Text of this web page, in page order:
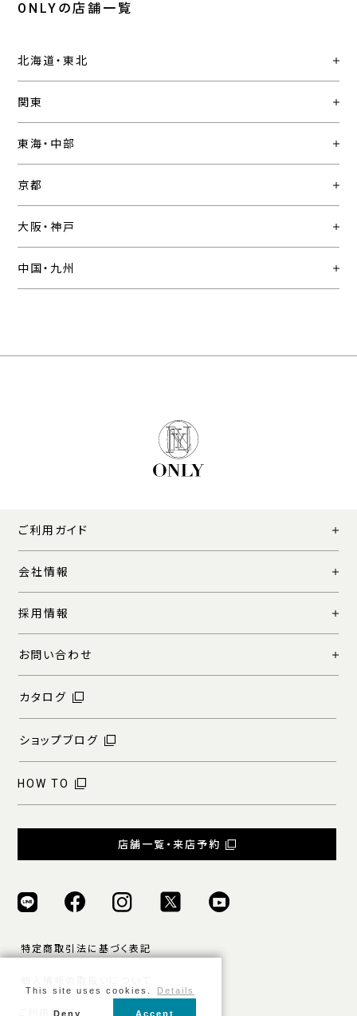
ONLYの店舗一覧
北海道・東北
関東
東海・中部
京都
大阪・神戸
中国・九州
ご利用ガイド
会社情報
採用情報
お問い合わせ
カタログ
ショップブログ
HOW TO
店舗一覧・来店予約
特定商取引法に基づく表記
ご利用規約
This site uses cookies. Details
Deny Accept